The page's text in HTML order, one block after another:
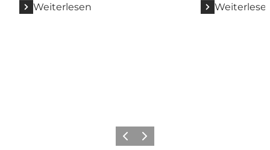
Weiterlesen
Vorherige Folie
Nächste Folie